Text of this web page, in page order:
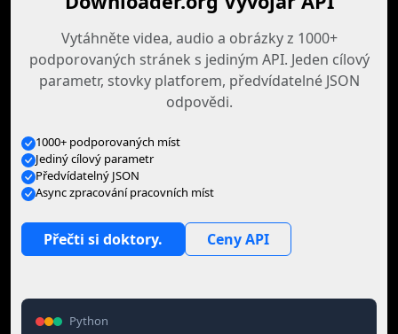
Vytáhněte videa, audio a obrázky z 1000+
podporovaných stránek s jediným API. Jeden cílový
parametr, stovky platforem, předvídatelné JSON
odpovědi.
1000+ podporovaných míst
Jediný cílový parametr
Předvídatelný JSON
Async zpracování pracovních míst
Přečti si doktory. Ceny API
Python